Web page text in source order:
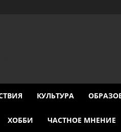
КУЛЬТУРА
ХОББИ ЧАСТНОЕ МНЕНИЕ